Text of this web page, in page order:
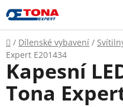
Přejít
na
obsah
Domů
/ Dílenské vybavení /
Expert E201434
Kapesní
Tona